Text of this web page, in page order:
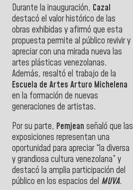
Durante la inauguración, Cazal
destacó el valor histórico de las
obras exhibidas y afirmó que esta
propuesta permite al público revivir y
apreciar con una mirada nueva las
artes plásticas venezolanas.
Además, resaltó el trabajo de la
Escuela de Artes Arturo Michelena
en la formación de nuevas
generaciones de artistas.
Por su parte, Pemjean señaló que las
exposiciones representan una
oportunidad para apreciar “la diversa
y grandiosa cultura venezolana” y
destacó la amplia participación del
público en los espacios del MUVA.